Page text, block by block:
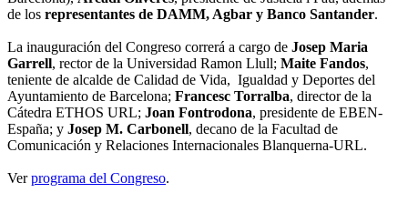
de los representantes de DAMM, Agbar y Banco Santander.
La inauguración del Congreso correrá a cargo de Josep Maria
Garrell, rector de la Universidad Ramon Llull; Maite Fandos,
teniente de alcalde de Calidad de Vida, Igualdad y Deportes del
Ayuntamiento de Barcelona; Francesc Torralba, director de la
Cátedra ETHOS URL; Joan Fontrodona, presidente de EBEN-
España; y Josep M. Carbonell, decano de la Facultad de
Comunicación y Relaciones Internacionales Blanquerna-URL.
Verprograma del Congreso.